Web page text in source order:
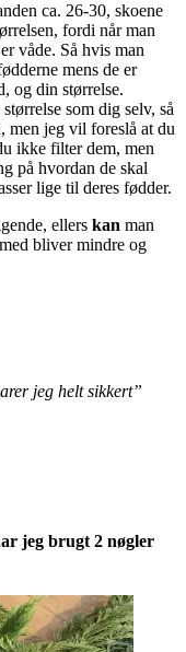
ca. 26-30, skoene
fordi når man
våde. Så hvis man
mens de er
og din størrelse.
som dig selv, så
men jeg vil foreslå at du
ikke filter dem, men
på hvordan de skal
lige til deres fødder.
ellers kan man
bliver mindre og
jeg helt sikkert”
jeg brugt 2 nøgler